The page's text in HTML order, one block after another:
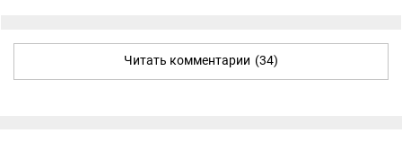
Читать комментарии (34)